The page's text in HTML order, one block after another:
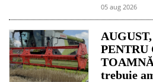
05 aug 2026
PENTRU
trebuie